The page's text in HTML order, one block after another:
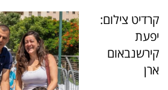
קרדיט צילום:
יפעת
קירשנבאום
ארן